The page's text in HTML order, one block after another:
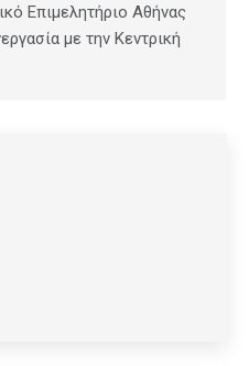
Επιμελητήριο Αθήνας
με την Κεντρική